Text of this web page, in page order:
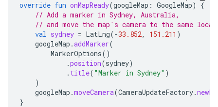
override fun onMapReady(googleMap : GoogleMap)
{
// Add a marker in Sydney, Australia,
// and move the map's camera to the same
val sydney = LatLng(-33.852, 151.211 )
googleMap .addMarker(
MarkerOptions()
.position(sydney)
. title( "Marker in Sydney" )
)
googleMap .moveCamera(CameraUpdateFactory.
}